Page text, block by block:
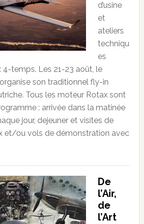
d’usine
et
ateliers
techniqu
es
4-temps. Les 21-23 août, le
son traditionnel fly-in
Tous les moteur Rotax sont
: arrivée dans la matinée
jour, dejeuner et visites de
et/ou vols de démonstration avec
De
l’Air,
de
l’Art